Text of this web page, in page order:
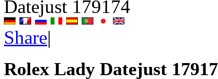
Datejust 179174
Share|
Rolex Lady Datejust